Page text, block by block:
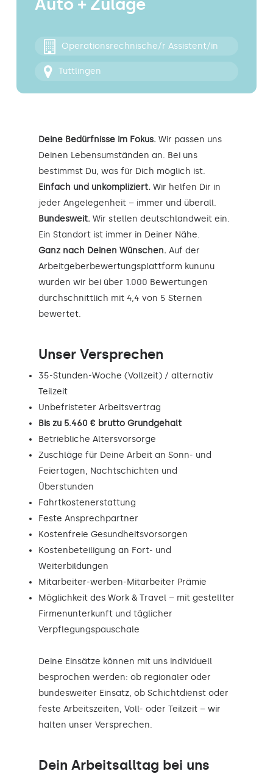
Kontakt
Auto + Zulage
Operationsrechnische/r Assistent/in
Tuttlingen
Deine Bedürfnisse im Fokus. Wir passen uns
Deinen Lebensumständen an. Bei uns
bestimmst Du, was für Dich möglich ist.
Einfach und unkompliziert. Wir helfen Dir in
jeder Angelegenheit – immer und überall.
Bundesweit. Wir stellen deutschlandweit ein.
Ein Standort ist immer in Deiner Nähe.
Ganz nach Deinen Wünschen. Auf der
Arbeitgeberbewertungsplattform kununu
wurden wir bei über 1.000 Bewertungen
durchschnittlich mit 4,4 von 5 Sternen
bewertet.
Unser Versprechen
35-Stunden-Woche (Vollzeit) / alternativ
Teilzeit
Unbefristeter Arbeitsvertrag
Bis zu 5.460 € brutto Grundgehalt
Betriebliche Altersvorsorge
Zuschläge für Deine Arbeit an Sonn- und
Feiertagen, Nachtschichten und
Überstunden
Fahrtkostenerstattung
Feste Ansprechpartner
Kostenfreie Gesundheitsvorsorgen
Kostenbeteiligung an Fort- und
Weiterbildungen
Mitarbeiter-werben-Mitarbeiter Prämie
Möglichkeit des Work & Travel – mit gestellter
Firmenunterkunft und täglicher
Verpflegungspauschale
Deine Einsätze können mit uns individuell
besprochen werden: ob regionaler oder
bundesweiter Einsatz, ob Schichtdienst oder
feste Arbeitszeiten, Voll- oder Teilzeit – wir
halten unser Versprechen.
Dein Arbeitsalltag bei uns